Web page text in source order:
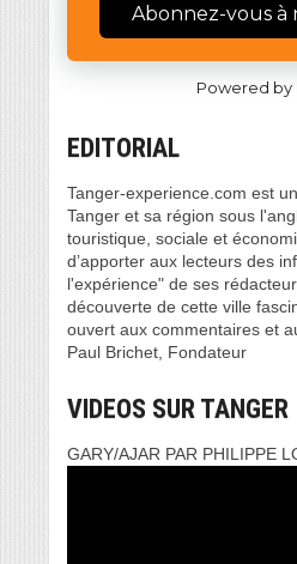
Abonnez-vous
Powered by
EDITORIAL
Tanger-experience.com est
Tanger et sa région sous
touristique, sociale et
d’apporter aux lecteurs des
l'expérience" de ses
découverte de cette ville
ouvert aux commentaires et
Paul Brichet, Fondateur
VIDEOS SUR TANGER
GARY/AJAR PAR PHILIPPE